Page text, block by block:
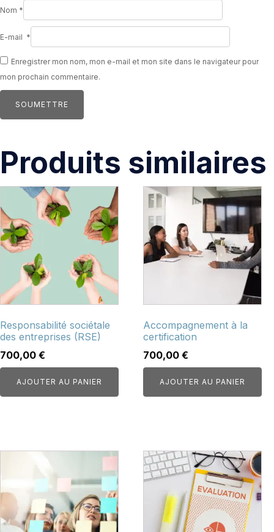
Nom *
E-mail *
Enregistrer mon nom, mon e-mail et mon site dans le navigateur pour
mon prochain commentaire.
Produits similaires
Responsabilité sociétale
des entreprises (RSE)
700,00 €
AJOUTER AU PANIER
Accompagnement à la
certification
700,00€
AJOUTER AU PANIER